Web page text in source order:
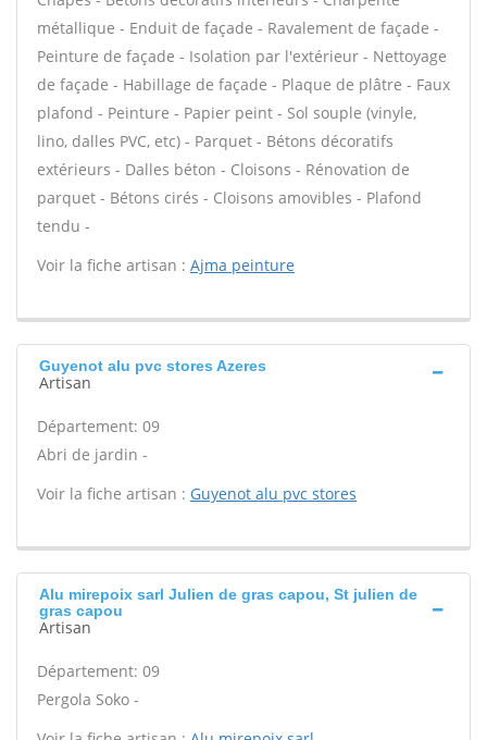
métallique - Enduit de façade - Ravalement de façade -
Peinture de façade - Isolation par l'extérieur - Nettoyage
de façade - Habillage de façade - Plaque de plâtre - Faux
plafond - Peinture - Papier peint - Sol souple (vinyle,
lino, dalles PVC, etc) - Parquet - Bétons décoratifs
extérieurs - Dalles béton - Cloisons - Rénovation de
parquet - Bétons cirés - Cloisons amovibles - Plafond
tendu -
Voir la fiche artisan : Ajma peinture
Guyenot alu pvc stores Azeres
Artisan
Département: 09
Abri de jardin -
Voir la fiche artisan : Guyenot alu pvc stores
Alu mirepoix sarl Julien de gras capou, St julien de
gras capou
Artisan
Département: 09
Pergola Soko -